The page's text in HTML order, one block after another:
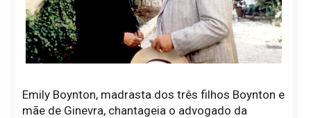
Emily Boynton, madrasta dos três filhos Boynton e
mãe de Ginevra, chantageia o advogado da